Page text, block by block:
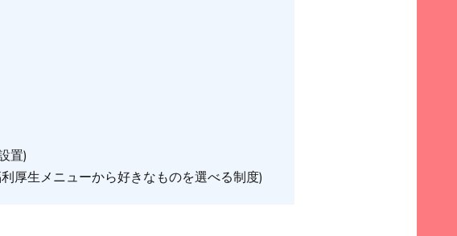
置)
厚生メニューから好きなものを選べる制度)